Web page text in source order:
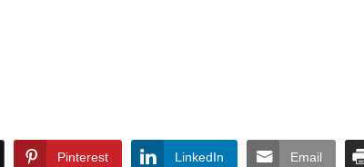
Pinterest LinkedIn Email